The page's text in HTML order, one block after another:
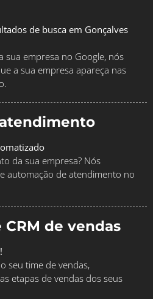
de busca em Gonçalves
sua empresa no Google, nós
a sua empresa apareça nas
da sua empresa? Nós
automação de atendimento no
de vendas
seu time de vendas,
etapas de vendas dos seus